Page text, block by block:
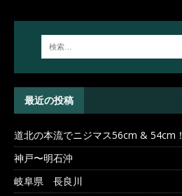
最近の投稿
道北の本流でニジマス56cm & 54cm！
神戸〜明石沖
岐阜県 長良川